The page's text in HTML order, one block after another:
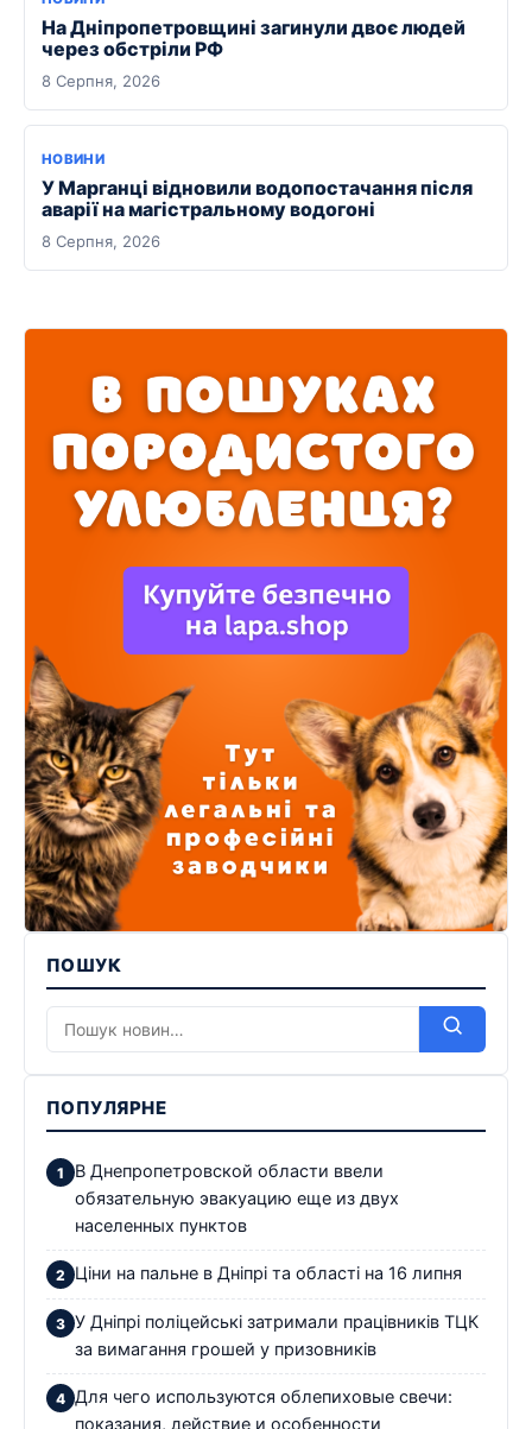
На Дніпропетровщині загинули двоє людей
через обстріли РФ
8 Серпня, 2026
НОВИНИ
У Марганці відновили водопостачання після
аварії на магістральному водогоні
8 Серпня, 2026
ПОШУК
ПОПУЛЯРНЕ
В Днепропетровской области ввели
обязательную эвакуацию еще из двух
населенных пунктов
Ціни на пальне в Дніпрі та області на 16 липня
У Дніпрі поліцейські затримали працівників ТЦК
за вимагання грошей у призовників
Для чего используются облепиховые свечи:
показания, действие и особенности